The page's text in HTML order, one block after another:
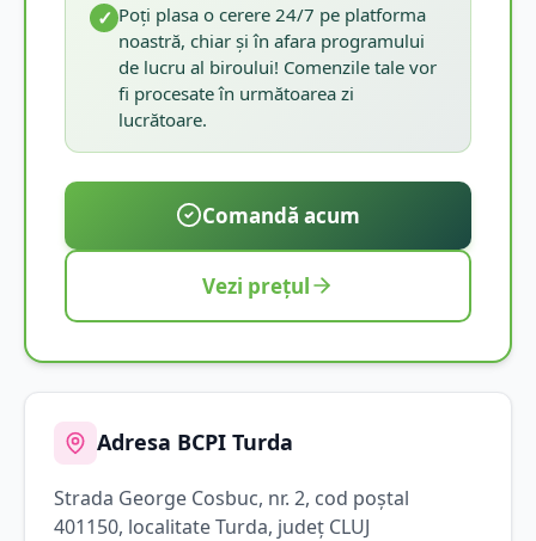
✓ Poți plasa o cerere 24/7 pe platforma
noastră, chiar și în afara programului
de lucru al biroului! Comenzile tale vor
fi procesate în următoarea zi
lucrătoare.
Comandă acum
Vezi prețul
Adresa BCPI Turda
Strada George Cosbuc, nr. 2, cod poștal
401150, localitateTurda, județ CLUJ